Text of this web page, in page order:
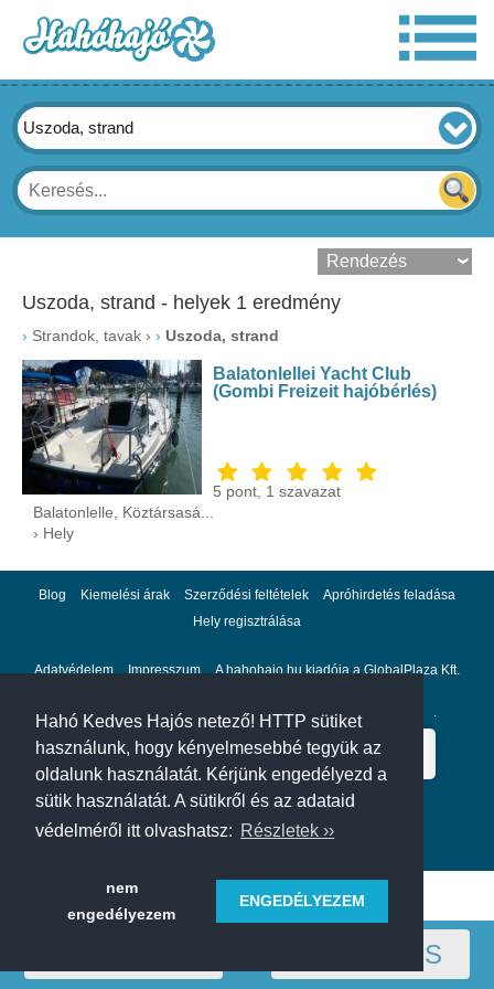
Hahó Kedves Hajós netező! HTTP sütiket
használunk, hogy kényelmesebbé tegyük az
oldalunk használatát. Kérjünk engedélyezd a
sütik használatát. A sütikről és az adataid
védelméről itt olvashatsz: Részletek ››
nem
engedélyezem
ENGEDÉLYEZEM
Uszoda, strand
Uszoda, strand - helyek 1 eredmény
› Strandok, tavak ›Uszoda, strand
Balatonlellei Yacht Club
(Gombi Freizeit hajóbérlés)
5 pont, 1 szavazat
Balatonlelle, Köztársasá...
› Hely
SZŰRÉS
Blog Kiemelési árak Szerződési feltételek
Apróhirdetés feladása
Hely regisztrálása
Adatvédelem Impresszum A hahohajo.hu kiadója a GlobalPlaza Kft.
A hahohajo.hu online bankkártyás fizetési partnere az .